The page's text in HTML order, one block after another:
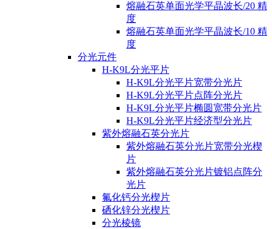
熔融石英单面光学平晶波长/20 精
度
熔融石英单面光学平晶波长/10 精
度
分光元件
H-K9L分光平片
H-K9L分光平片宽带分光片
H-K9L分光平片点阵分光片
H-K9L分光平片椭圆宽带分光片
H-K9L分光平片经济型分光片
紫外熔融石英分光片
紫外熔融石英分光片宽带分光楔
片
紫外熔融石英分光片镀铝点阵分
光片
氟化钙分光楔片
硒化锌分光楔片
分光棱镜